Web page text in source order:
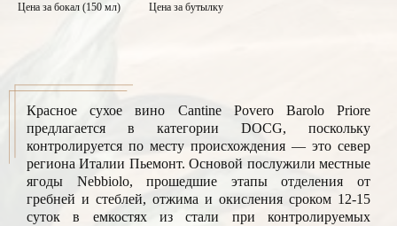
Цена за бокал (150 мл) Цена за бутылку
Красное сухое вино Cantine Povero Barolo Priore
предлагается в категории DOCG, поскольку
контролируется по месту происхождения — это север
региона Италии Пьемонт. Основой послужили местные
ягоды Nebbiolo, прошедшие этапы отделения от
гребней и стеблей, отжима и окисления сроком 12-15
суток в емкостях из стали при контролируемых